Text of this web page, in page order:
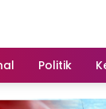
Politik